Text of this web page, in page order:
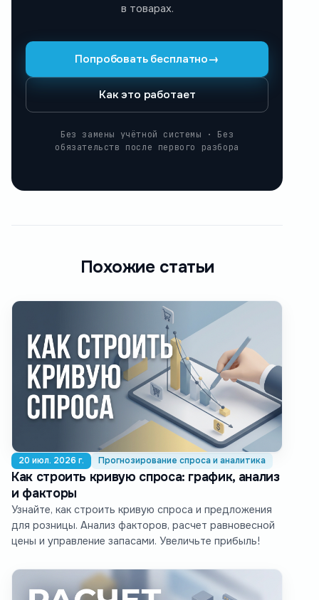
в товарах.
Попробовать бесплатно→
Как это работает
Без замены учётной системы · Без
обязательств после первого разбора
Похожие статьи
20 июл. 2026 г. Прогнозирование спроса и аналитика
Как строить кривую спроса: график, анализ
и факторы
Узнайте, как строить кривую спроса и предложения
для розницы. Анализ факторов, расчет равновесной
цены и управление запасами. Увеличьте прибыль!